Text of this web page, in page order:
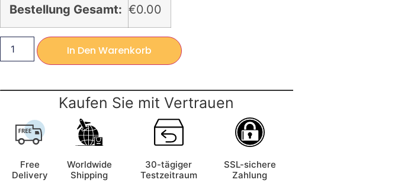
Bestellung Gesamt: €0.00
In Den Warenkorb
Kaufen Sie mit Vertrauen
Free
Delivery
Worldwide
Shipping
30-tägiger
Testzeitraum
SSL-sichere
Zahlung